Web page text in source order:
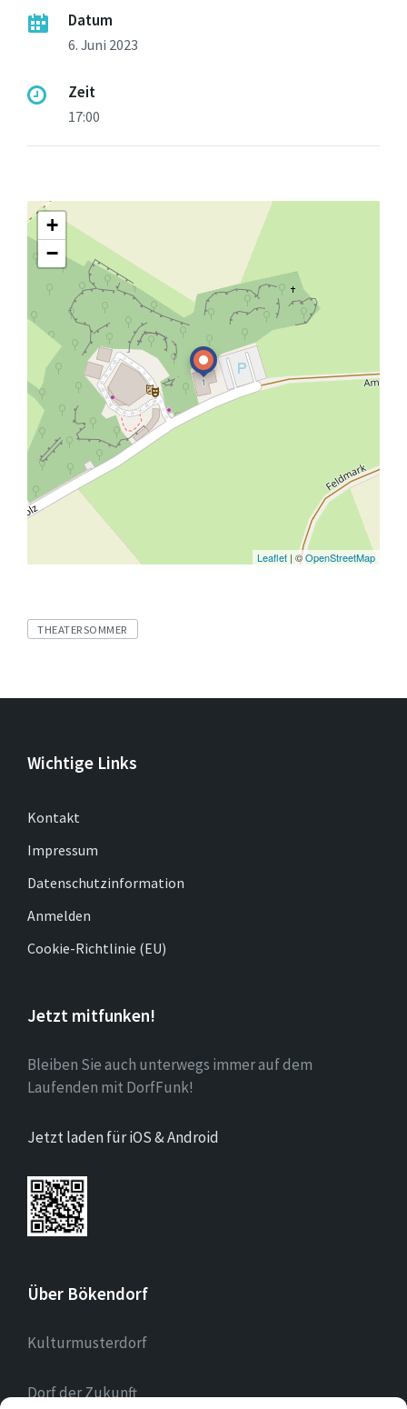
Datum
6. Juni 2023
Zeit
17:00
+
−
Leaflet | ©OpenStreetMap
Tags
THEATERSOMMER
Wichtige Links
Kontakt
Impressum
Datenschutzinformation
Anmelden
Cookie-Richtlinie (EU)
Jetzt mitfunken!
Bleiben Sie auch unterwegs immer auf dem
Laufenden mit DorfFunk!
Jetzt laden für iOS & Android
Über Bökendorf
Kulturmusterdorf
Dorf der Zukunft